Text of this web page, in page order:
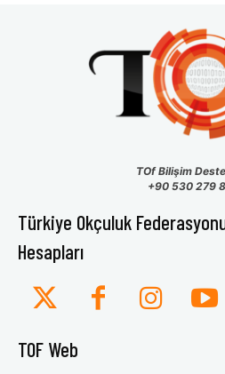
TOf Bilişim
+90 530 279
Türkiye Okçuluk
Hesapları
TOF Web